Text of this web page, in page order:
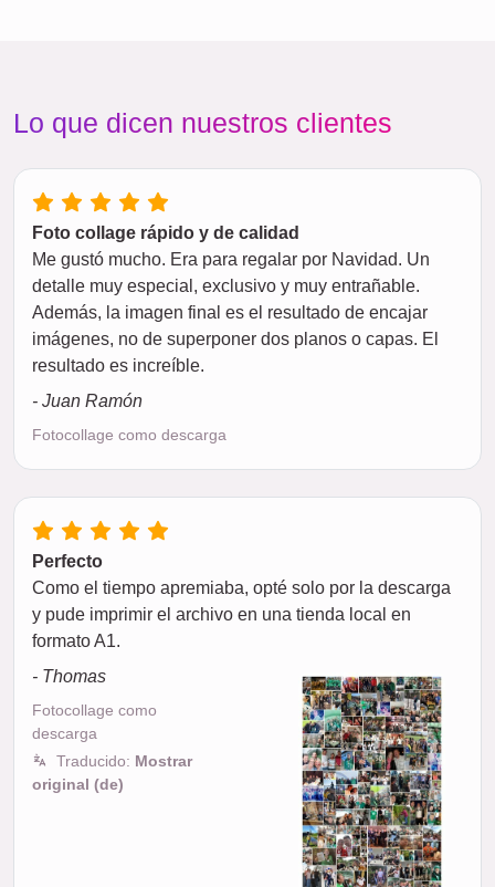
Lo que dicen nuestros clientes
Foto collage rápido y de calidad
Me gustó mucho. Era para regalar por Navidad. Un
detalle muy especial, exclusivo y muy entrañable.
Además, la imagen final es el resultado de encajar
imágenes, no de superponer dos planos o capas. El
resultado es increíble.
- Juan Ramón
Fotocollage como descarga
Perfecto
Como el tiempo apremiaba, opté solo por la descarga
y pude imprimir el archivo en una tienda local en
formato A1.
- Thomas
Fotocollage como
descarga
Traducido: Mostrar
original (de)